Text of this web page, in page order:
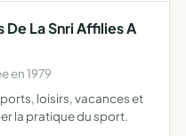
La Snri Affilies A
en 1979
loisirs, vacances et
la pratique du sport.